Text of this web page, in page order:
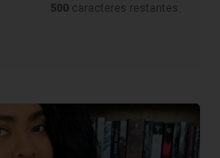
500 caracteres restantes.